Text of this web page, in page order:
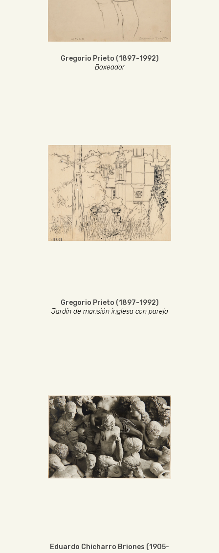
Gregorio Prieto (1897-1992)
Boxeador
Gregorio Prieto (1897-1992)
Jardín de mansión inglesa con pareja
Eduardo Chicharro Briones (1905-